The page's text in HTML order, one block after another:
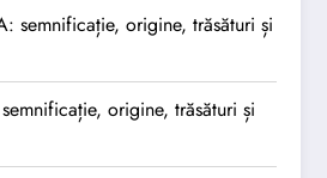
semnificație, origine, trăsături și
origine, trăsături și